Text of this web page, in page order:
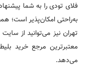
فلای تودی را به شما
به‌راحتی امکان‌پذیر است؛
تهران نیز می‌توانید از
معتبرترین مرجع خرید
می‌دهد.